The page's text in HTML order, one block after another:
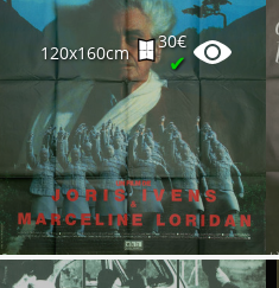
120x160cm
30€
✔